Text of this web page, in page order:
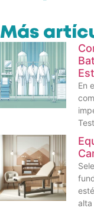
Más
En
alta